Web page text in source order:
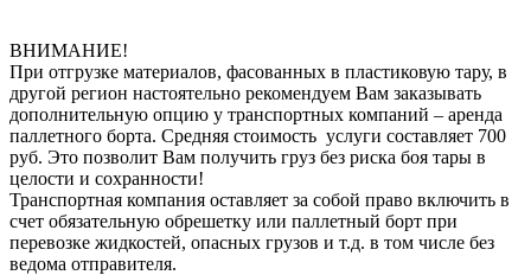
ВНИМАНИЕ!
При отгрузке материалов, фасованных в пластиковую тару, в
другой регион настоятельно рекомендуем Вам заказывать
дополнительную опцию у транспортных компаний – аренда
паллетного борта. Средняя стоимость услуги составляет 700
руб. Это позволит Вам получить груз без риска боя тары в
целости и сохранности!
Транспортная компания оставляет за собой право включить в
счет обязательную обрешетку или паллетный борт при
перевозке жидкостей, опасных грузов и т.д. в том числе без
ведома отправителя.